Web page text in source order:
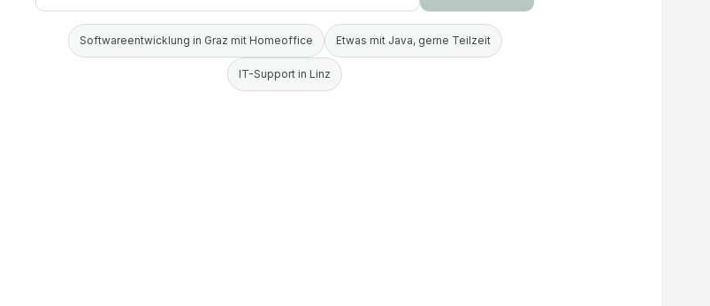
Softwareentwicklung in Graz mit Homeoffice Etwas mit Java, gerne Teilzeit
IT-Support in Linz